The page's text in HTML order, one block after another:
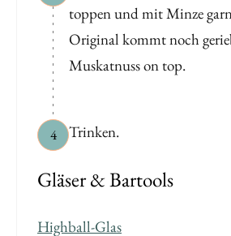
toppen und mit Minze
Original kommt noch
Muskatnuss on top.
4 Trinken.
Gläser & Bartools
Highball-Glas